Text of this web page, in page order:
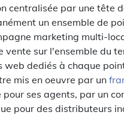
centralisée par une tête
un ensemble de
marketing multi-
sur l'ensemble du
dediés à chaque
mis en oeuvre par un
ses agents, par un
pour des distributeurs